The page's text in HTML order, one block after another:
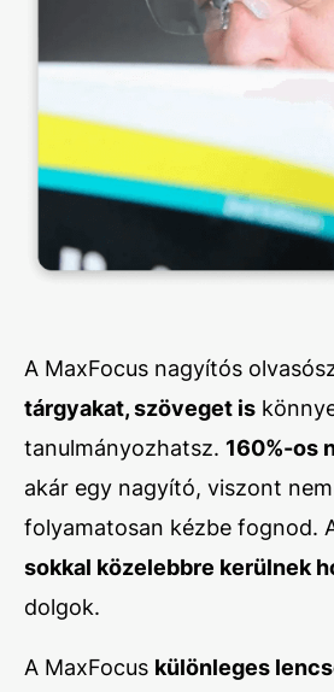
A MaxFocus nagyítós
tárgyakat, szöveget is
tanulmányozhatsz. 160%-os
akár egy nagyító, viszont
folyamatosan kézbe fognod.
sokkal közelebbre kerülnek
dolgok.
A MaxFocus különleges